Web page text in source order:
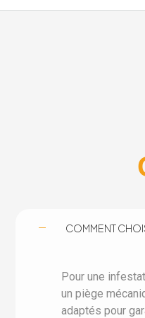
COMMENT
Pour une
un piège
adaptés pour